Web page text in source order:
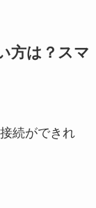
方は？スマ
続ができれ